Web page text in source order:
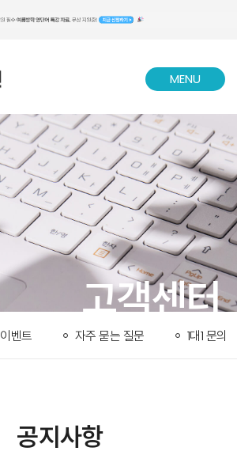
MENU
고객센터
이벤트 자주 묻는 질문 1대1 문의
공지사항